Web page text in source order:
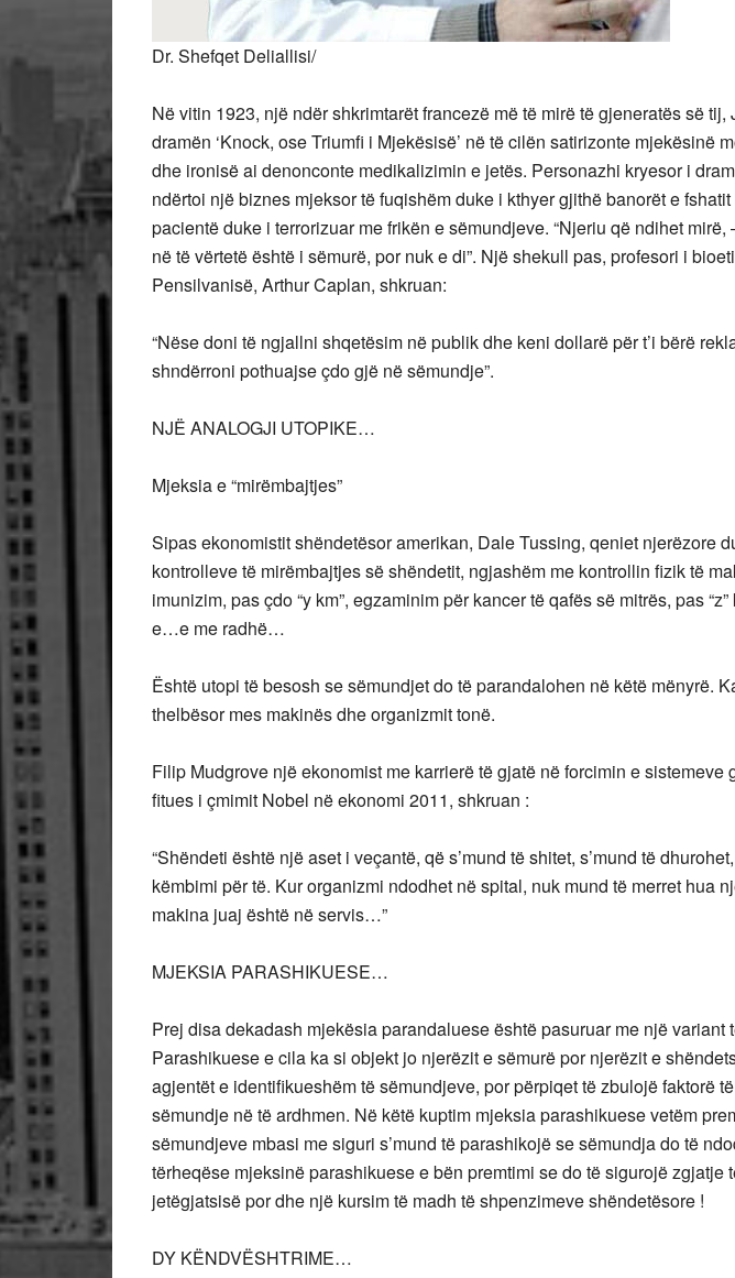
Dr. Shefqet Deliallisi/
Në vitin 1923, një ndër shkrimtarët francezë më të mirë të gjeneratës së
dramën ‘Knock, ose Triumfi i Mjekësisë’ në të cilën satirizonte mjekësinë
dhe ironisë ai denonconte medikalizimin e jetës. Personazhi kryesor i
ndërtoi një biznes mjeksor të fuqishëm duke i kthyer gjithë banorët e
pacientë duke i terrorizuar mefrikën e sëmundjeve. “Njeriu që ndihet
në të vërtetë është i sëmurë, por nuk e di”. Një shekull pas, profesori i
Pensilvanisë, Arthur Caplan, shkruan:
“Nëse doni të ngjallni shqetësim në publik dhe keni dollarë për t’i bërë
shndërroni pothuajse çdo gjë në sëmundje”.
NJË ANALOGJI UTOPIKE…
Mjeksia e “mirëmbajtjes”
Sipas ekonomistit shëndetësor amerikan, Dale Tussing, qeniet njerëzore
kontrolleve të mirëmbajtjes së shëndetit, ngjashëm me kontrollin fizik të
imunizim, pas çdo “y km”, egzaminim për kancer të qafës së mitrës, pas
e…e me radhë…
Është utopi të besosh se sëmundjet do të parandalohen në këtë mënyrë.
thelbësor mes makinës dhe organizmit tonë.
Filip Mudgrove një ekonomist me karrierë të gjatë në forcimin e sistemeve
fitues i çmimit Nobel në ekonomi 2011, shkruan :
“Shëndeti është një aset i veçantë, që s’mund të shitet, s’mund të
këmbimi për të. Kur organizmi ndodhet në spital, nuk mund të merret hua
makina juaj është në servis…”
MJEKSIA PARASHIKUESE…
Prej disa dekadash mjekësia parandaluese është pasuruar me një variant
Parashikuese e cila ka si objekt jo njerëzit e sëmurë por njerëzit e
agjentët e identifikueshëm të sëmundjeve, por përpiqet të zbulojë faktorë
sëmundje në të ardhmen. Në këtë kuptim mjeksia parashikuese vetëm
sëmundjeve mbasi me siguri s’mund të parashikojë se sëmundja do të
tërheqëse mjeksinë parashikuese e bën premtimi se do të sigurojë zgjatje
jetëgjatsisë por dhe një kursim të madh të shpenzimeve shëndetësore !
DY KËNDVËSHTRIME…